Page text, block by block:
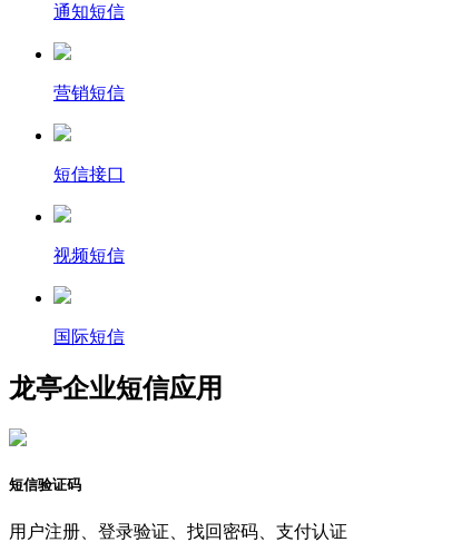
通知短信
营销短信
短信接口
视频短信
国际短信
龙亭企业短信应用
短信验证码
用户注册、登录验证、找回密码、支付认证